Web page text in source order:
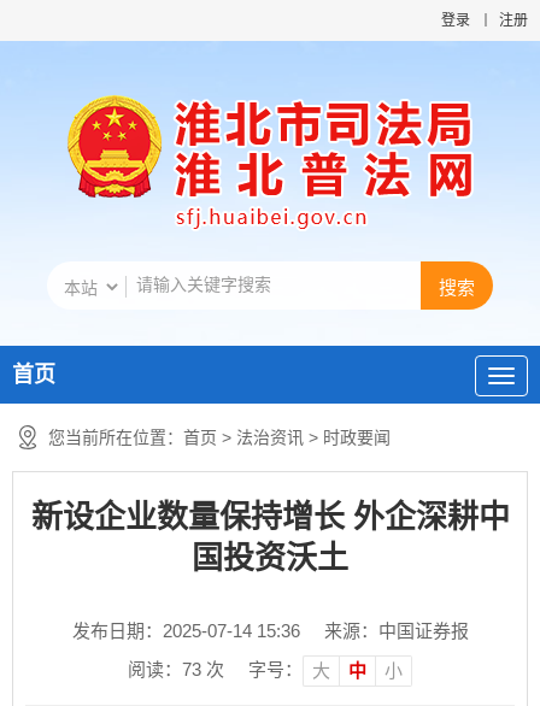
登录 注册
首页
您当前所在位置： 首页 > 法治资讯 > 时政要闻
新设企业数量保持增长 外企深耕中
国投资沃土
发布日期：2025-07-14 15:36
来源：中国证券报
阅读： 73 次 字号： 大 中 小